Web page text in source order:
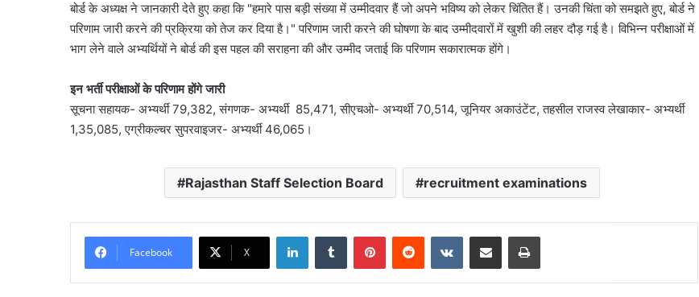
बोर्ड के अध्यक्ष ने जानकारी देते हुए कहा कि "हमारे पास बड़ी संख्या में उम्मीदवार हैं जो अपने भविष्य को लेकर चिंतित हैं। उनकी चिंता को समझते हुए, बोर्ड ने
परिणाम जारी करने की प्रक्रिया को तेज कर दिया है।" परिणाम जारी करने की घोषणा के बाद उम्मीदवारों में खुशी की लहर दौड़ गई है। विभिन्न परीक्षाओं में
भाग लेने वाले अभ्यर्थियों ने बोर्ड की इस पहल की सराहना की और उम्मीद जताई कि परिणाम सकारात्मक होंगे।
इन भर्ती परीक्षाओं के परिणाम होंगे जारी
सूचना सहायक- अभ्यर्थी 79,382, संगणक- अभ्यर्थी 85,471, सीएचओ- अभ्यर्थी 70,514, जूनियर अकाउंटेंट, तहसील राजस्व लेखाकार- अभ्यर्थी
1,35,085, एग्रीकल्चर सुपरवाइजर- अभ्यर्थी 46,065।
Rajasthan Staff Selection Board recruitment examinations
Facebook X
LinkedInTumblr PinterestReddit VKontakteShare via Email Print